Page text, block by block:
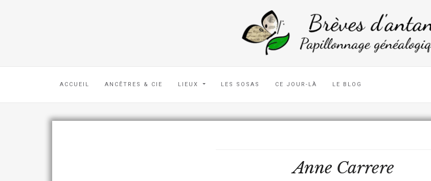
ACCUEIL ANCÊTRES & CIE LIEUX LES SOSAS CE JOUR-LÀ LE BLOG
Anne Carrere